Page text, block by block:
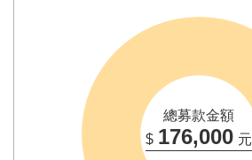
總募款金額
$ 176,000 元